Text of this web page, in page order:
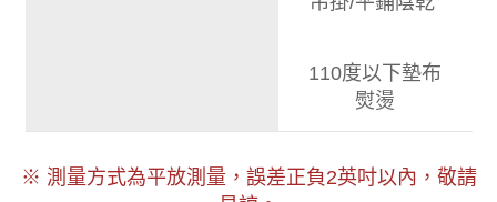
110度以下墊布
熨燙
※ 測量方式為平放測量，誤差正負2英吋以內，敬請